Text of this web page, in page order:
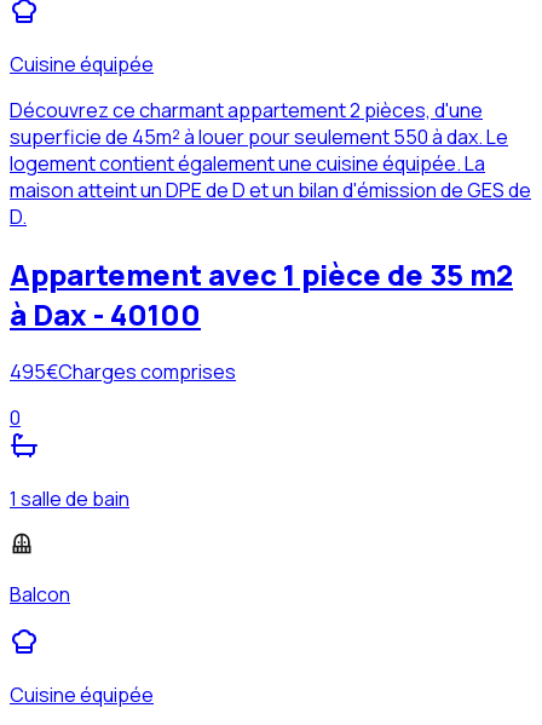
Cuisine équipée
Découvrez ce charmant appartement 2 pièces, d'une
superficie de 45m² à louer pour seulement 550 à dax. Le
logement contient également une cuisine équipée. La
maison atteint un DPE de D et un bilan d'émission de GES de
D.
Appartement avec 1 pièce de 35 m2
à Dax - 40100
495€Charges comprises
0
1 salle de bain
Balcon
Cuisine équipée